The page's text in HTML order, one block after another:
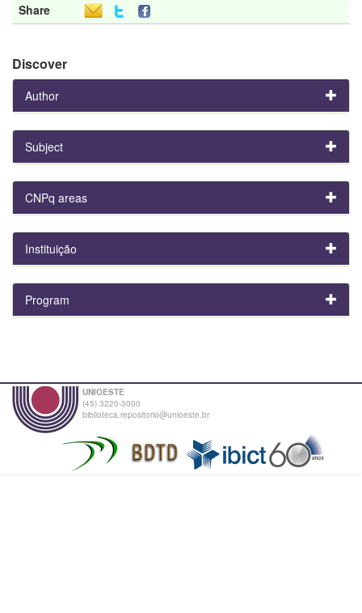
Share
Discover
Author
Subject
CNPq areas
Instituição
Program
UNIOESTE
(45) 3220-3000
biblioteca.repositorio@unioeste.br